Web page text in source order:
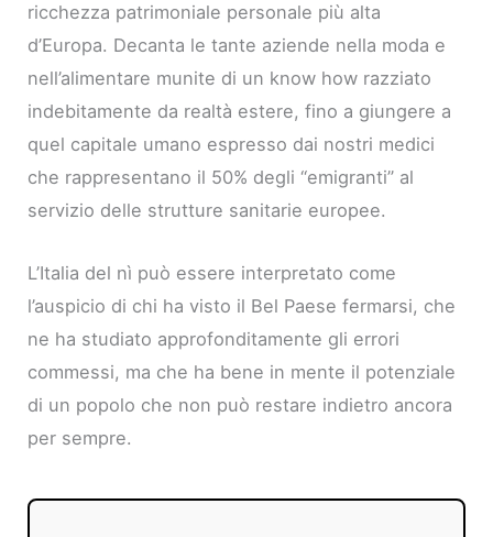
ricchezza patrimoniale personale più alta
d’Europa. Decanta le tante aziende nella moda e
nell’alimentare munite di un know how razziato
indebitamente da realtà estere, fino a giungere a
quel capitale umano espresso dai nostri medici
che rappresentano il 50% degli “emigranti” al
servizio delle strutture sanitarie europee.
L’Italia del nì può essere interpretato come
l’auspicio di chi ha visto il Bel Paese fermarsi, che
ne ha studiato approfonditamente gli errori
commessi, ma che ha bene in mente il potenziale
di un popolo che non può restare indietro ancora
per sempre.